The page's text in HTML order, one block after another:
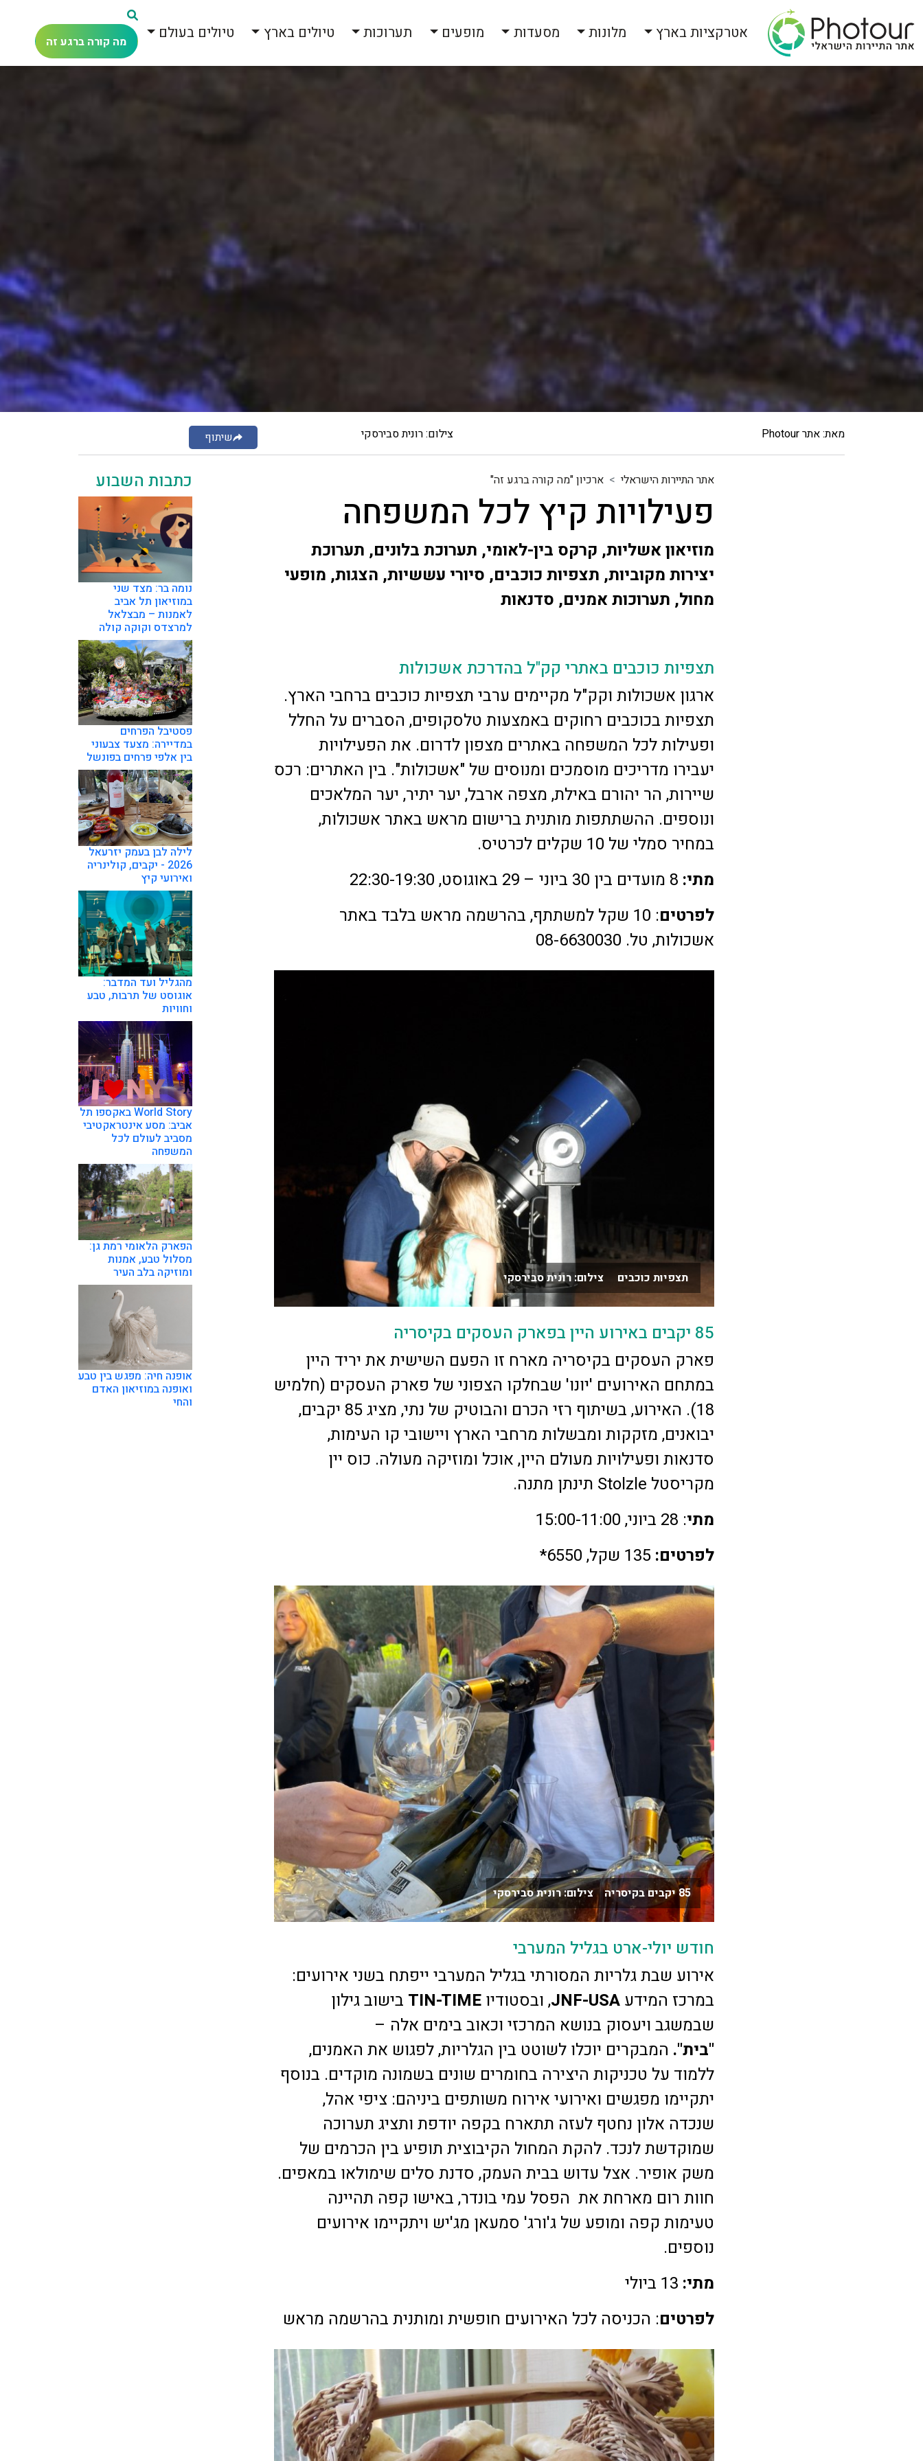
אטרקציות בארץ מלונות מסעדות מופעים תערוכות טיולים בארץ טיולים בעולם מה קורה ברגע זה
מאת: אתר Photour צילום: רונית סבירסקי שיתוף
אתר התיירות הישראלי ארכיון "מה קורה ברגע זה"
פעילויות קיץ לכל המשפחה
מוזיאון אשליות, קרקס בין-לאומי, תערוכת בלונים, תערוכת
יצירות מקוביות, תצפיות כוכבים, סיורי עששיות, הצגות, מופעי
מחול, תערוכות אמנים, סדנאות
תצפיות כוכבים באתרי קק"ל בהדרכת אשכולות
ארגון אשכולות וקק"ל מקיימים ערבי תצפיות כוכבים ברחבי הארץ.
תצפיות בכוכבים רחוקים באמצעות טלסקופים, הסברים על החלל
ופעילות לכל המשפחה באתרים מצפון לדרום. את הפעילויות
יעבירו מדריכים מוסמכים ומנוסים של "אשכולות". בין האתרים: רכס
שיירות, הר יהורם באילת, מצפה ארבל, יער יתיר, יער המלאכים
ונוספים. ההשתתפות מותנית ברישום מראש באתר אשכולות,
במחיר סמלי של 10 שקלים לכרטיס.
מתי:
לפרטים
: 10 שקל למשתתף, בהרשמה מראש בלבד באתר
אשכולות, טל. 08-6630030
תצפיות כוכבים צילום: רונית סבירסקי
85 יקבים באירוע היין בפארק העסקים בקיסריה
פארק העסקים בקיסריה מארח זו הפעם השישית את יריד היין
במתחם האירועים 'יונו' שבחלקו הצפוני של פארק העסקים (חלמיש
18). האירוע, בשיתוף רזי הכרם והבוטיק של נתי, מציג 85 יקבים,
יבואנים, מזקקות ומבשלות מרחבי הארץ ויישובי קו העימות,
סדנאות ופעילויות מעולם היין, אוכל ומוזיקה מעולה. כוס יין
מקריסטל Stolzle תינתן מתנה.
מתי: 28 ביוני, 15:00-11:00
לפרטים:
85 יקבים בקיסריה צילום: רונית סבירסקי
חודש יולי-ארט בגליל המערבי
אירוע שבת גלריות המסורתי בגליל המערבי ייפתח בשני אירועים:
במרכז המידע JNF-USA, ובסטודיו TIN-TIME בישוב גילון
שבמשגב ויעסוק בנושא המרכזי וכאוב בימים אלה –
"בית". המבקרים יוכלו לשוטט בין הגלריות, לפגוש את האמנים,
ללמוד על טכניקות היצירה בחומרים שונים בשמונה מוקדים. בנוסף
יתקיימו מפגשים ואירועי אירוח משותפים ביניהם: ציפי אהל,
שנכדה אלון נחטף לעזה תתארח בקפה יודפת ותציג תערוכה
שמוקדשת לנכד. להקת המחול הקיבוצית תופיע בין הכרמים של
משק אופיר. אצל עדוש בבית העמק, סדנת סלים שימולאו במאפים.
חוות רום מארחת את הפסל עמי בונדר, באישו קפה תהיינה
טעימות קפה ומופע של ג'ורג' סמעאן מג'יש ויתקיימו אירועים
נוספים.
מתי:
לפרטים: הכניסה לכל האירועים חופשית ומותנית בהרשמה מראש
כתבות השבוע
נומה בר: מצד שני
במוזיאון תל אביב
לאמנות – מבצלאל
למרצדס וקוקה קולה
פסטיבל הפרחים
במדיירה: מצעד צבעוני
בין אלפי פרחים בפונשל
לילה לבן בעמק יזרעאל
2026 - יקבים, קולינריה
ואירועי קיץ
מהגליל ועד המדבר:
אוגוסט של תרבות, טבע
וחוויות
World Story באקספו תל
אביב: מסע אינטראקטיבי
מסביב לעולם לכל
המשפחה
הפארק הלאומי רמת גן:
מסלול טבע, אמנות
ומוזיקה בלב העיר
אופנה חיה: מפגש בין טבע
ואופנה במוזיאון האדם
והחי